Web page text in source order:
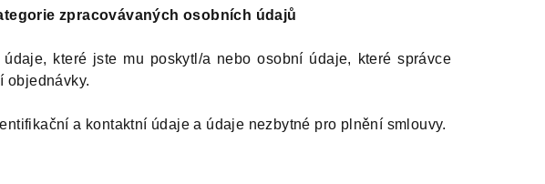
zpracovávaných osobních údajů
které jste mu poskytl/a nebo osobní údaje, které správce
objednávky.
a kontaktní údaje a údaje nezbytné pro plnění smlouvy.